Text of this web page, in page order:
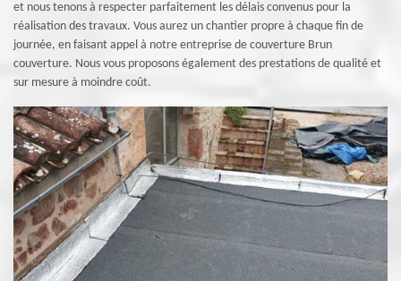
et nous tenons à respecter parfaitement les délais convenus pour la
réalisation des travaux. Vous aurez un chantier propre à chaque fin de
journée, en faisant appel à notre entreprise de couverture Brun
couverture. Nous vous proposons également des prestations de qualité et
sur mesure à moindre coût.